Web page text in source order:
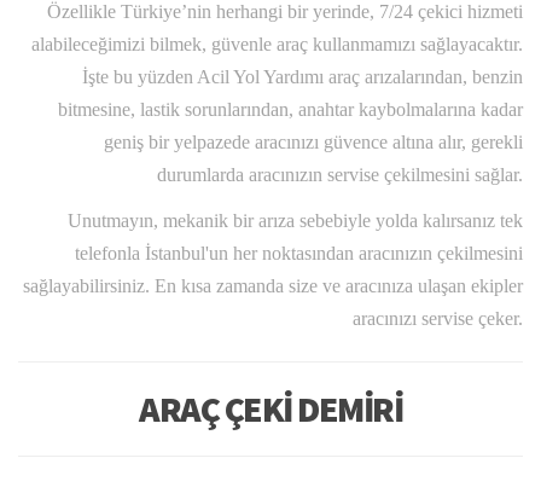
Özellikle Türkiye’nin herhangi bir yerinde, 7/24 çekici hizmeti
alabileceğimizi bilmek, güvenle araç kullanmamızı sağlayacaktır.
İşte bu yüzden Acil Yol Yardımı araç arızalarından, benzin
bitmesine, lastik sorunlarından, anahtar kaybolmalarına kadar
geniş bir yelpazede aracınızı güvence altına alır, gerekli
durumlarda aracınızın servise çekilmesini sağlar.
Unutmayın, mekanik bir arıza sebebiyle yolda kalırsanız tek
telefonla İstanbul'un her noktasından aracınızın çekilmesini
sağlayabilirsiniz. En kısa zamanda size ve aracınıza ulaşan ekipler
aracınızı servise çeker.
ARAÇ ÇEKİ DEMİRİ